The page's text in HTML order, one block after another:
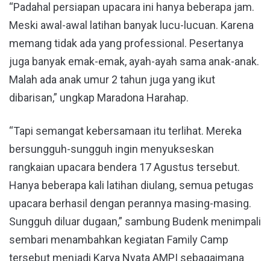
“Padahal persiapan upacara ini hanya beberapa jam.
Meski awal-awal latihan banyak lucu-lucuan. Karena
memang tidak ada yang professional. Pesertanya
juga banyak emak-emak, ayah-ayah sama anak-anak.
Malah ada anak umur 2 tahun juga yang ikut
dibarisan,” ungkap Maradona Harahap.
“Tapi semangat kebersamaan itu terlihat. Mereka
bersungguh-sungguh ingin menyukseskan
rangkaian upacara bendera 17 Agustus tersebut.
Hanya beberapa kali latihan diulang, semua petugas
upacara berhasil dengan perannya masing-masing.
Sungguh diluar dugaan,” sambung Budenk menimpali
sembari menambahkan kegiatan Family Camp
tersebut menjadi Karya Nyata AMPI sebagaimana